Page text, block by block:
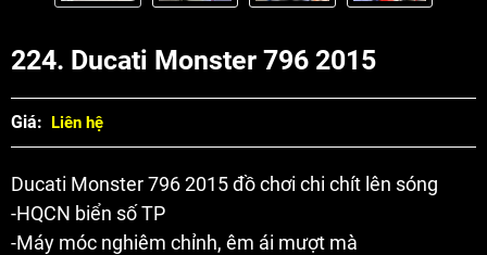
224. Ducati Monster 796 2015
Giá: Liên hệ
Ducati Monster 796 2015 đồ chơi chi chít lên sóng
-HQCN biển số TP
-Máy móc nghiêm chỉnh, êm ái mượt mà